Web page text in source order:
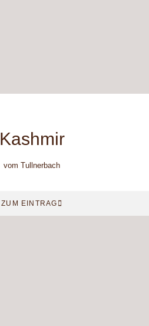
Kashmir
vom Tullnerbach
ZUM EINTRAG